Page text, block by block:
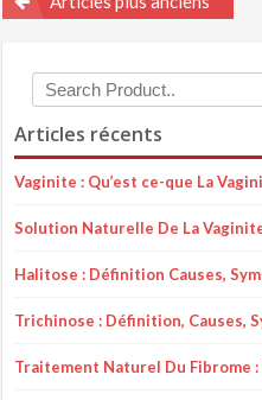
articles
Articles récents
Vaginite : Qu’est ce-que La
Solution Naturelle De La
Halitose : Définition Causes,
Trichinose : Définition, Causes,
Traitement Naturel Du Fibrome